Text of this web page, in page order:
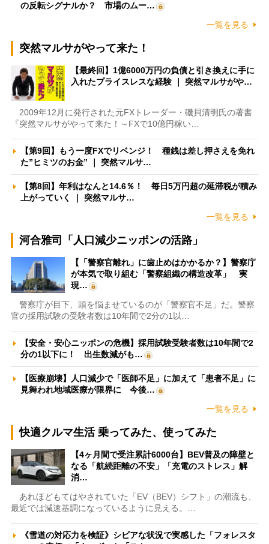
の反転シグナルか？ 市場のムー…
一覧を見る
突然マルサがやって来た！
【最終回】1億6000万円の負債と引き換えに手に
入れたプライスレスな経験 ｜ 突然マルサがや…
2009年12月に発行された元FXトレーダー・磯貝清明氏の著書
『突然マルサがやって来た！～FXで10億円稼い…
【第9回】もう一度FXでリベンジ！ 種銭は差し押さえを免れ
た”ヒミツのお金” ｜ 突然マルサ…
【第8回】年利はなんと14.6％！ 毎日5万円超の延滞税が積み
上がっていく ｜ 突然マルサ…
一覧を見る
河合雅司「人口減少ニッポンの活路」
【「警察官離れ」に歯止めはかかるか？】警察庁
が本気で取り組む「警察組織の構造改革」 実
現…
警察庁が目下、頭を悩ませているのが「警察官不足」だ。警察
官の採用試験の受験者数は10年間で2分の1以…
【安全・安心ニッポンの危機】採用試験受験者数は10年間で2
分の1以下に！ 出生数減がも…
【医療崩壊】人口減少で「医師不足」に加えて「患者不足」に
見舞われ地域医療が限界に 今後…
一覧を見る
快適クルマ生活 乗ってみた、使ってみた
【4ヶ月間で受注累計6000台】BEV普及の障壁と
なる「航続距離の不安」「充電のストレス」解
消…
あれほどもてはやされていた「EV（BEV）シフト」の潮流も、
最近では減速基調になっているように見える。…
《雪道の対応力を検証》シビアな状況で実感した「フォレスタ